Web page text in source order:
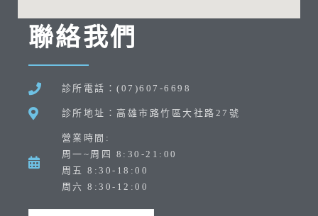
聯絡我們
診所電話：(07)607-6698
診所地址：高雄市路竹區大社路27號
營業時間:
周一~周四 8:30-21:00
周五 8:30-18:00
周六 8:30-12:00